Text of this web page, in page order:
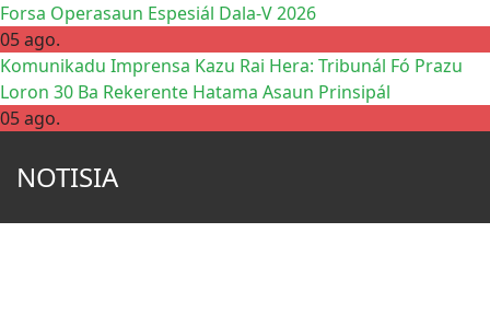
Forsa Operasaun Espesiál Dala-V 2026
05 ago.
Komunikadu Imprensa Kazu Rai Hera: Tribunál Fó Prazu
Loron 30 Ba Rekerente Hatama Asaun Prinsipál
05 ago.
NOTISIA